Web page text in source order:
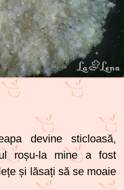
devine sticloasă,
roșu-la mine a fost
și lăsați să se moaie